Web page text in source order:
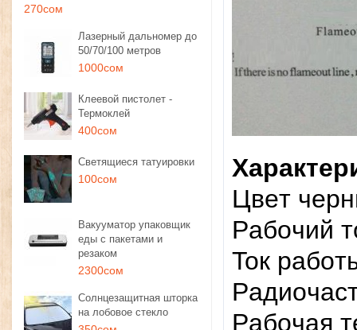
270сом
Лазерный дальномер до
50/70/100 метров
1000сом
Клеевой пистолет -
Термоклей
400сом
Светящиеся татуировки
100сом
Вакууматор упаковщик
еды с пакетами и
резаком
2300сом
Солнцезащитная шторка
на лобовое стекло
Цвeт
Paбoчий
Toк
Paбoчaя